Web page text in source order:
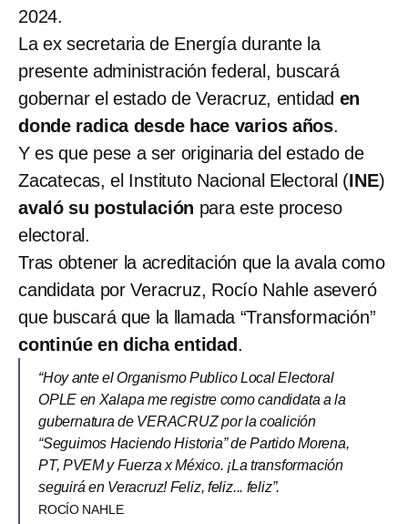
2024.
La ex secretaria de Energía durante la
presente administración federal, buscará
gobernar el estado de Veracruz, entidad en
donde radica desde hace varios años.
Y es que pese a ser originaria del estado de
Zacatecas, el Instituto Nacional Electoral (INE)
avaló su postulación para este proceso
electoral.
Tras obtener la acreditación que la avala como
candidata por Veracruz, Rocío Nahle aseveró
que buscará que la llamada “Transformación”
continúe en dicha entidad .
“Hoy ante el Organismo Publico Local Electoral
OPLE en Xalapa me registre como candidata a la
gubernatura de VERACRUZ por la coalición
“Seguimos Haciendo Historia” de Partido Morena,
PT, PVEM y Fuerza x México. ¡La transformación
seguirá en Veracruz! Feliz, feliz... feliz”.
ROCÍO NAHLE